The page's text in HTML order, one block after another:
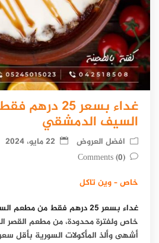
غداء بسعر 25
السيف الدمشقي
افضل العروض 22 مايو، 2024
(0) Comments
خاص – وين تاكل
غداء بسعر 25 درهم فقط من مطعم السيف الدمشقي
خاص ولفترة محدودة، من مطعم القصر
أشهى وألذ المأكولات السورية بأقل